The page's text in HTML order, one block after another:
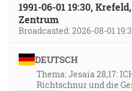
1991-06-01 19:30,
Zentrum
Broadcasted: 2026-08-01
DEUTSCH
Thema: Jesaia 28,17:
Richtschnur und die